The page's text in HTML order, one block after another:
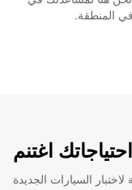
المنطقة.
اغتنم
لاختبار السيارات الجديدة